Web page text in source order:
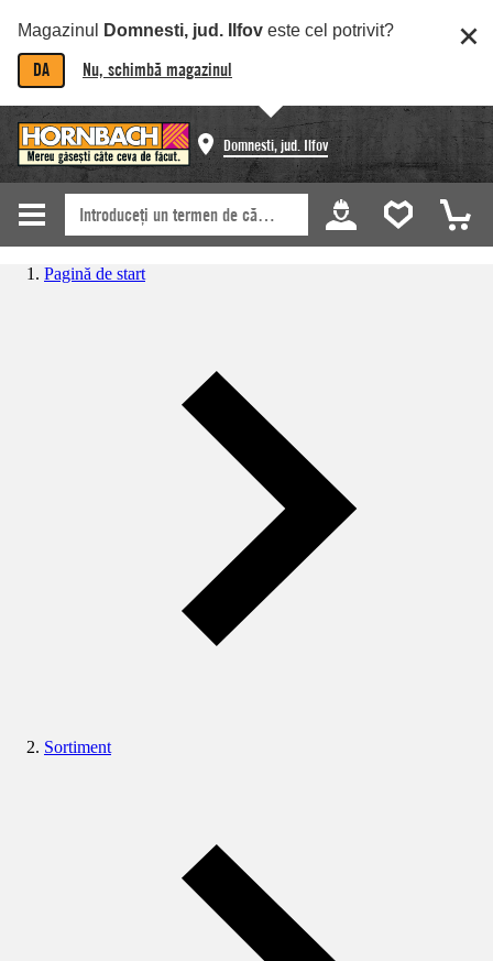
Magazinul Domnesti, jud. Ilfov este cel potrivit?
DA Nu, schimbă magazinul
Domnesti, jud. Ilfov
Pagină de start
Sortiment